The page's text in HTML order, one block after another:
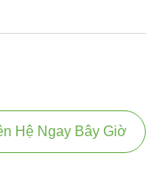
Hệ Ngay Bây Giờ